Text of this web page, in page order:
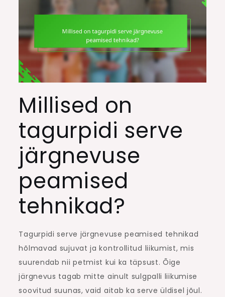
Millised on
tagurpidi serve
järgnevuse
peamised
tehnikad?
Tagurpidi serve järgnevuse peamised tehnikad
hõlmavad sujuvat ja kontrollitud liikumist, mis
suurendab nii petmist kui ka täpsust. Õige
järgnevus tagab mitte ainult sulgpalli liikumise
soovitud suunas, vaid aitab ka serve üldisel jõul.